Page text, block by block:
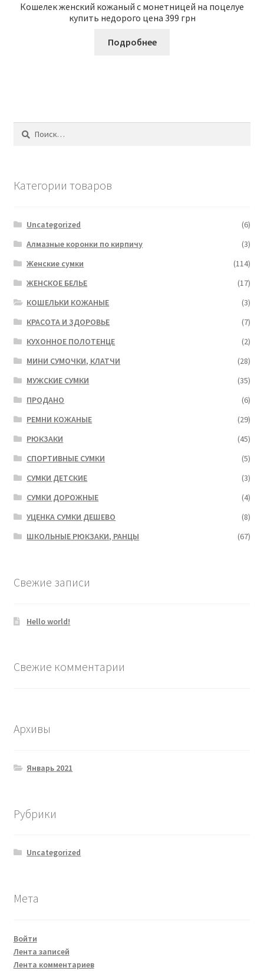
Кошелек женский кожаный с монетницей на поцелуе
купить недорого цена 399 грн
Подробнее
Найти:
Категории товаров
Uncategorized
(6)
Алмазные коронки по кирпичу
(3)
Женские сумки
(114)
ЖЕНСКОЕ БЕЛЬЕ
(17)
КОШЕЛЬКИ КОЖАНЫЕ
(3)
КРАСОТА И ЗДОРОВЬЕ
(7)
КУХОННОЕ ПОЛОТЕНЦЕ
(2)
МИНИ СУМОЧКИ, КЛАТЧИ
(28)
МУЖСКИЕ СУМКИ
(35)
ПРОДАНО
(6)
РЕМНИ КОЖАНЫЕ
(29)
РЮКЗАКИ
(45)
СПОРТИВНЫЕ СУМКИ
(5)
СУМКИ ДЕТСКИЕ
(3)
СУМКИ ДОРОЖНЫЕ
(4)
УЦЕНКА СУМКИ ДЕШЕВО
(8)
ШКОЛЬНЫЕ РЮКЗАКИ, РАНЦЫ
(67)
Свежие записи
Hello world!
Свежие комментарии
Архивы
Январь 2021
Рубрики
Uncategorized
Мета
Войти
Лента записей
Лента комментариев